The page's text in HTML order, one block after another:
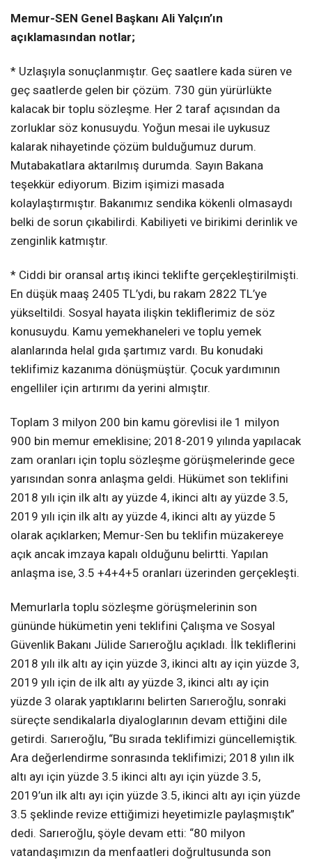
Memur-SEN Genel Başkanı Ali Yalçın’ın
açıklamasından notlar;
* Uzlaşıyla sonuçlanmıştır. Geç saatlere kada süren ve
geç saatlerde gelen bir çözüm. 730 gün yürürlükte
kalacak bir toplu sözleşme. Her 2 taraf açısından da
zorluklar söz konusuydu. Yoğun mesai ile uykusuz
kalarak nihayetinde çözüm bulduğumuz durum.
Mutabakatlara aktarılmış durumda. Sayın Bakana
teşekkür ediyorum. Bizim işimizi masada
kolaylaştırmıştır. Bakanımız sendika kökenli olmasaydı
belki de sorun çıkabilirdi. Kabiliyeti ve birikimi derinlik ve
zenginlik katmıştır.
* Ciddi bir oransal artış ikinci teklifte gerçekleştirilmişti.
En düşük maaş 2405 TL’ydi, bu rakam 2822 TL’ye
yükseltildi. Sosyal hayata ilişkin tekliflerimiz de söz
konusuydu. Kamu yemekhaneleri ve toplu yemek
alanlarında helal gıda şartımız vardı. Bu konudaki
teklifimiz kazanıma dönüşmüştür. Çocuk yardımının
engelliler için artırımı da yerini almıştır.
Toplam 3 milyon 200 bin kamu görevlisi ile 1 milyon
900 bin memur emeklisine; 2018-2019 yılında yapılacak
zam oranları için toplu sözleşme görüşmelerinde gece
yarısından sonra anlaşma geldi. Hükümet son teklifini
2018 yılı için ilk altı ay yüzde 4, ikinci altı ay yüzde 3.5,
2019 yılı için ilk altı ay yüzde 4, ikinci altı ay yüzde 5
olarak açıklarken; Memur-Sen bu teklifin müzakereye
açık ancak imzaya kapalı olduğunu belirtti. Yapılan
anlaşma ise, 3.5 +4+4+5 oranları üzerinden gerçekleşti.
Memurlarla toplu sözleşme görüşmelerinin son
gününde hükümetin yeni teklifini Çalışma ve Sosyal
Güvenlik Bakanı Jülide Sarıeroğlu açıkladı. İlk tekliflerini
2018 yılı ilk altı ay için yüzde 3, ikinci altı ay için yüzde 3,
2019 yılı için de ilk altı ay yüzde 3, ikinci altı ay için
yüzde 3 olarak yaptıklarını belirten Sarıeroğlu, sonraki
süreçte sendikalarla diyaloglarının devam ettiğini dile
getirdi. Sarıeroğlu, “Bu sırada teklifimizi güncellemiştik.
Ara değerlendirme sonrasında teklifimizi; 2018 yılın ilk
altı ayı için yüzde 3.5 ikinci altı ayı için yüzde 3.5,
2019’un ilk altı ayı için yüzde 3.5, ikinci altı ayı için yüzde
3.5 şeklinde revize ettiğimizi heyetimizle paylaşmıştık”
dedi. Sarıeroğlu, şöyle devam etti: “80 milyon
vatandaşımızın da menfaatleri doğrultusunda son